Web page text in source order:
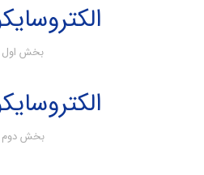
بخش اول
بخش دوم